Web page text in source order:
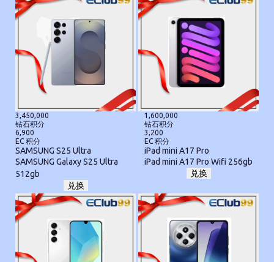
3,450,000
钻石积分
6,900
EC 积分
SAMSUNG S25 Ultra
SAMSUNG Galaxy S25 Ultra
512gb
兑换
1,600,000
钻石积分
3,200
EC 积分
iPad mini A17 Pro
iPad mini A17 Pro Wifi 256gb
兑换